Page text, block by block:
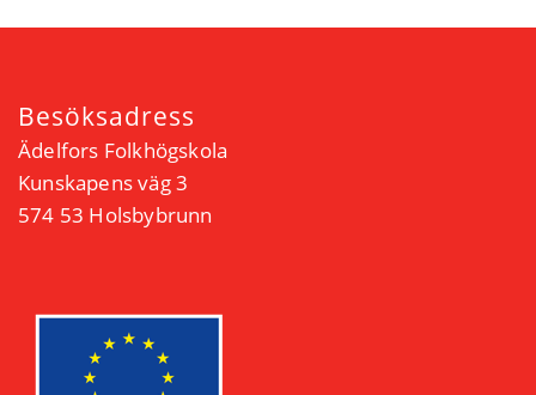
Besöksadress
Ädelfors Folkhögskola
Kunskapens väg 3
574 53 Holsbybrunn